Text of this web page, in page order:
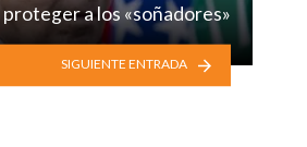
proteger a los «soñadores»
SIGUIENTE ENTRADA